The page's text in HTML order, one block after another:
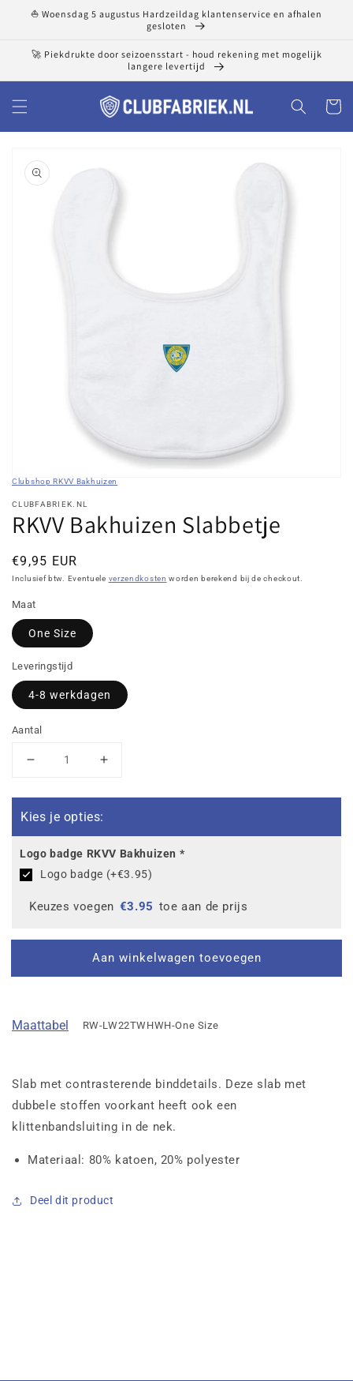
naar de
⛵ Woensdag 5 augustus Hardzeildag klantenservice en afhalen
gesloten
🚀 Piekdrukte door seizoensstart - houd rekening met mogelijk
langere levertijd
in
galerieweergave
Clubshop RKVV Bakhuizen
CLUBFABRIEK.NL
RKVV Bakhuizen Slabbetje
Normale
prijs
€9,95 EUR
Inclusief btw. Eventuele verzendkosten worden berekend bij de checkout.
Maat
One Size
Leveringstijd
4-8 werkdagen
Aantal
Aantal
voor
RKVV
Bakhuizen
Slabbetje
Aantal
voor
Bakhuizen
Slabbetje
Kies je opties:
Logo badge RKVV Bakhuizen *
Logo badge (+€3.95)
Keuzes voegen €3.95 toe aan de prijs
Aan winkelwagen toevoegen
Maattabel RW-LW22TWHWH-One Size
Slab met contrasterende binddetails. Deze slab met
dubbele stoffen voorkant heeft ook een
klittenbandsluiting in de nek.
Materiaal: 80% katoen, 20% polyester
Deel dit product